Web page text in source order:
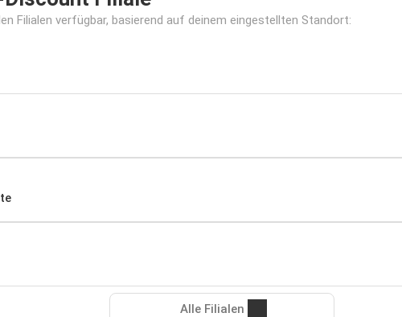
Filialen verfügbar, basierend auf deinem eingestellten Standort:
Alle Filialen